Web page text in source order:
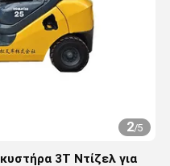
2/5
3T Ντίζελ για